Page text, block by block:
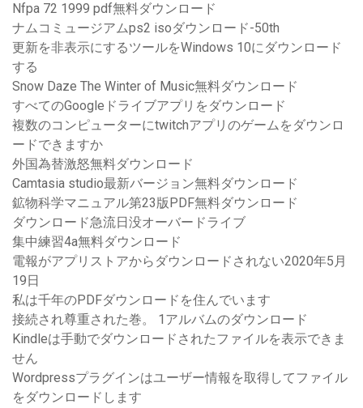
Nfpa 72 1999 pdf無料ダウンロード
ナムコミュージアムps2 isoダウンロード-50th
更新を非表示にするツールをWindows 10にダウンロード
する
Snow Daze The Winter of Music無料ダウンロード
すべてのGoogleドライブアプリをダウンロード
複数のコンピューターにtwitchアプリのゲームをダウンロ
ードできますか
外国為替激怒無料ダウンロード
Camtasia studio最新バージョン無料ダウンロード
鉱物科学マニュアル第23版PDF無料ダウンロード
ダウンロード急流日没オーバードライブ
集中練習4a無料ダウンロード
電報がアプリストアからダウンロードされない2020年5月
19日
私は千年のPDFダウンロードを住んでいます
接続され尊重された巻。 1アルバムのダウンロード
Kindleは手動でダウンロードされたファイルを表示できま
せん
Wordpressプラグインはユーザー情報を取得してファイル
をダウンロードします